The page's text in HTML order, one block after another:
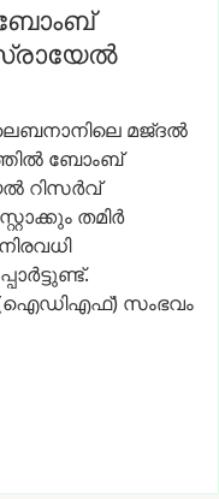
മജ്ദൽ
ബോംബ്
റിസർവ്
തമിർ
നിരവധി
സംഭവം